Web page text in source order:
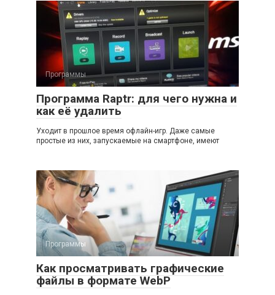
Программы
Программа Raptr: для чего нужна и
как её удалить
Уходит в прошлое время офлайн-игр. Даже самые
простые из них, запускаемые на смартфоне, имеют
Программы
Как просматривать графические
файлы в формате WebP